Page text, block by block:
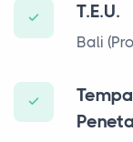
T.E.U.
Bali